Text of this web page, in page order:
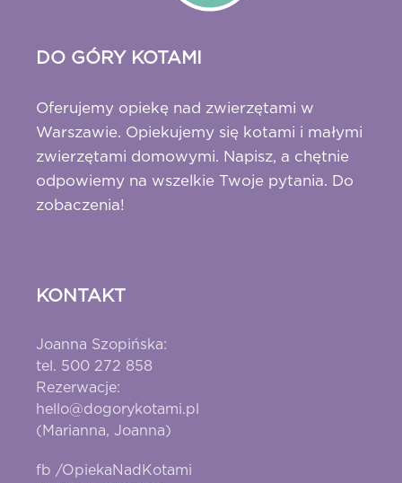
DO GÓRY KOTAMI
Oferujemy opiekę nad zwierzętami w
Warszawie. Opiekujemy się kotami i małymi
zwierzętami domowymi. Napisz, a chętnie
odpowiemy na wszelkie Twoje pytania. Do
zobaczenia!
KONTAKT
Joanna Szopińska:
tel. 500 272 858
Rezerwacje:
hello@dogorykotami.pl
(Marianna, Joanna)
fb /OpiekaNadKotami